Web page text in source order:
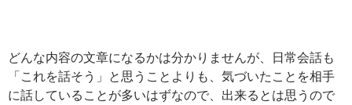
どんな内容の文章になるかは分かりませんが、日常会話も
「これを話そう」と思うことよりも、気づいたことを相手
に話していることが多いはずなので、出来るとは思うので